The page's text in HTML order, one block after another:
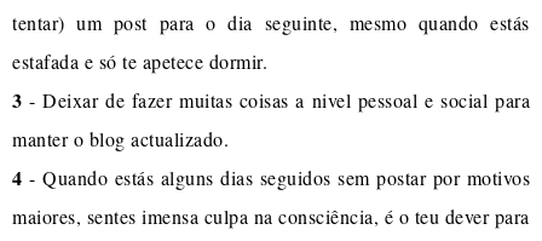
tentar) um post para o dia seguinte, mesmo quando estás
estafada e só te apetece dormir.
3 - Deixar de fazer muitas coisas a nivel pessoal e social para
manter o blog actualizado.
4 - Quando estás alguns dias seguidos sem postar por motivos
maiores, sentes imensa culpa na consciência, é o teu dever para